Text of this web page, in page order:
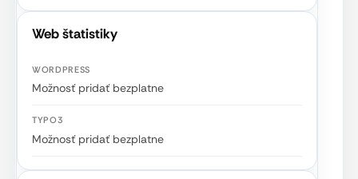
Web štatistiky
Možnosť pridať bezplatne
Možnosť pridať bezplatne